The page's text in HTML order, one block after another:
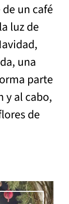
un café
luz de
una
parte
y al cabo,
de